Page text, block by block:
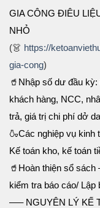
GIA CÔNG ĐIÊU
NHỎ
(👗 https://
gia-cong)
🥤 Nhập số dư đầu
khách hàng, NCC,
trả, giá trị chi phí dở
🍶Các nghiệp vụ kinh
Kế toán kho, kế toán
🥤 Hoàn thiện sổ sách
kiểm tra báo cáo/
—– NGUYÊN LÝ KẾ